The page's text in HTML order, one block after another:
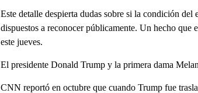
Este detalle despierta dudas sobre si la condición
dispuestos a reconocer públicamente. Un hecho
este jueves.
El presidente Donald Trump y la primera dama
CNN reportó en octubre que cuando Trump fue